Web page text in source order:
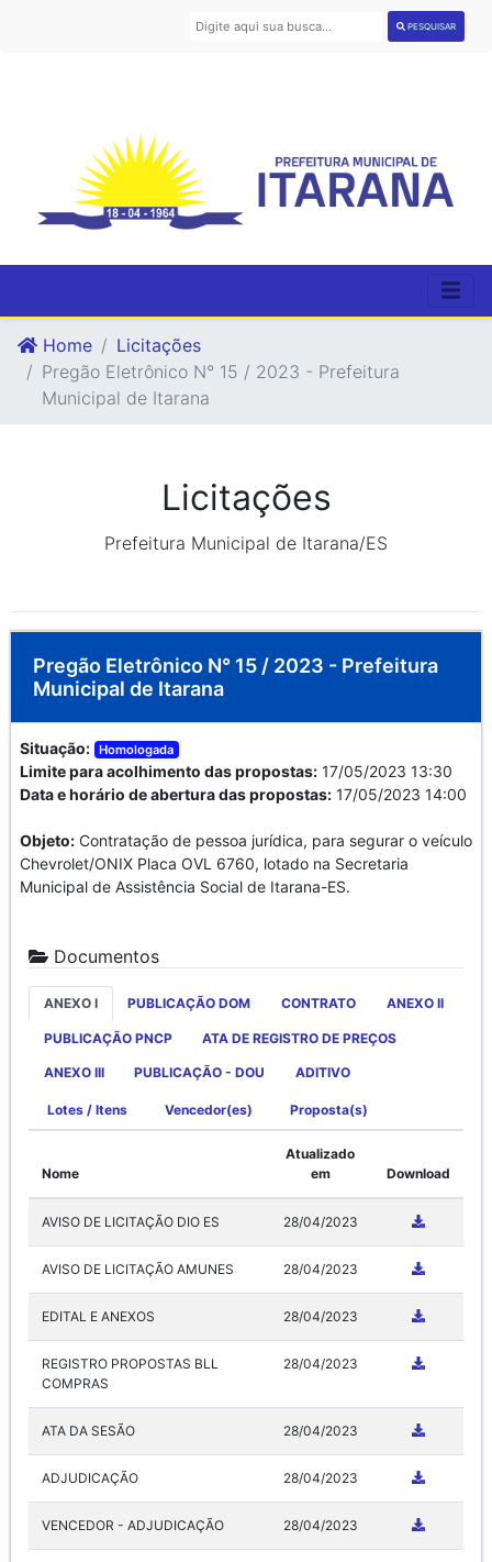
PESQUISAR
Home
Licitações
Pregão Eletrônico N° 15 / 2023 - Prefeitura
Municipal de Itarana
Licitações
Prefeitura Municipal de Itarana/ES
Pregão Eletrônico N° 15 / 2023 - Prefeitura
Municipal de Itarana
Situação: Homologada
Limite para acolhimento das propostas: 17/05/2023 13:30
Data e horário de abertura das propostas: 17/05/2023 14:00
Objeto: Contratação de pessoa jurídica, para segurar o veículo
Chevrolet/ONIX Placa OVL 6760, lotado na Secretaria
Municipal de Assistência Social de Itarana-ES.
Documentos
ANEXO I PUBLICAÇÃO DOM CONTRATO ANEXO II
PUBLICAÇÃO PNCP ATA DE REGISTRO DE PREÇOS
ANEXO III PUBLICAÇÃO - DOU ADITIVO
Lotes / Itens Vencedor(es) Proposta(s)
Nome
Atualizado
em
Download
AVISO DE LICITAÇÃO DIO ES 28/04/2023
AVISO DE LICITAÇÃO AMUNES 28/04/2023
EDITAL E ANEXOS 28/04/2023
REGISTRO PROPOSTAS BLL
COMPRAS
28/04/2023
ATA DA SESÃO 28/04/2023
ADJUDICAÇÃO 28/04/2023
VENCEDOR - ADJUDICAÇÃO 28/04/2023